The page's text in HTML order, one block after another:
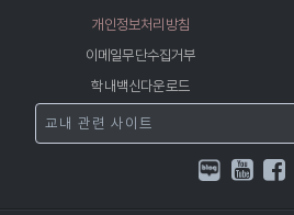
개인정보처리방침
이메일무단수집거부
학내백신다운로드
교내 관련 사이트